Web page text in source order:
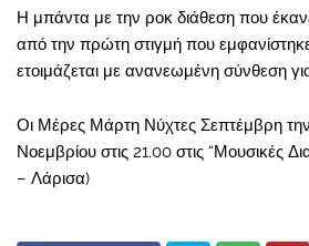
Η μπάντα με την ροκ διάθεση που
από την πρώτη στιγμή που
ετοιμάζεται με ανανεωμένη σύνθεση
Οι Μέρες Μάρτη Νύχτες Σεπτέμβρη
Νοεμβρίου στις 21.00 στις “Μουσικές
– Λάρισα)